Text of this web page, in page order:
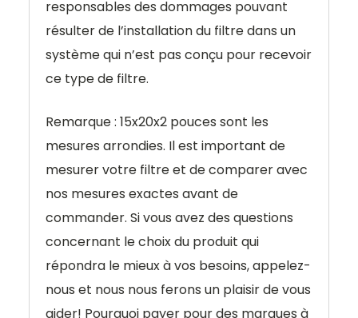
responsables des dommages pouvant
résulter de l’installation du filtre dans un
système qui n’est pas conçu pour recevoir
ce type de filtre.
Remarque : 15x20x2 pouces sont les
mesures arrondies. Il est important de
mesurer votre filtre et de comparer avec
nos mesures exactes avant de
commander. Si vous avez des questions
concernant le choix du produit qui
répondra le mieux à vos besoins, appelez-
nous et nous nous ferons un plaisir de vous
aider! Pourquoi payer pour des marques à